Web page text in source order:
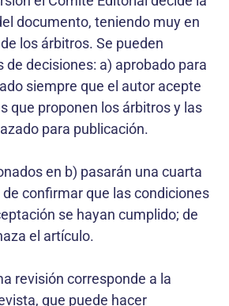
documento, teniendo muy en
los árbitros. Se pueden
de decisiones: a) aprobado para
siempre que el autor acepte
que proponen los árbitros y las
para publicación.
en b) pasarán una cuarta
confirmar que las condiciones
se hayan cumplido; de
el artículo.
revisión corresponde a la
que puede hacer